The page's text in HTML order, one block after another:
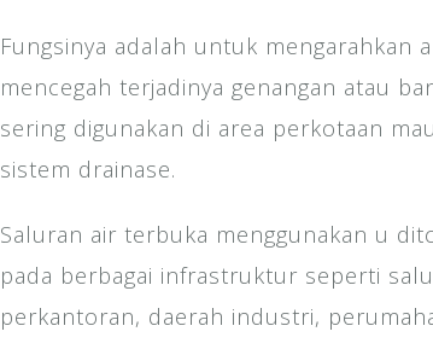
Fungsinya adalah untuk mengarahkan
mencegah terjadinya genangan atau
sering digunakan di area perkotaan
sistem drainase.
Saluran air terbuka menggunakan u
pada berbagai infrastruktur seperti
perkantoran, daerah industri,